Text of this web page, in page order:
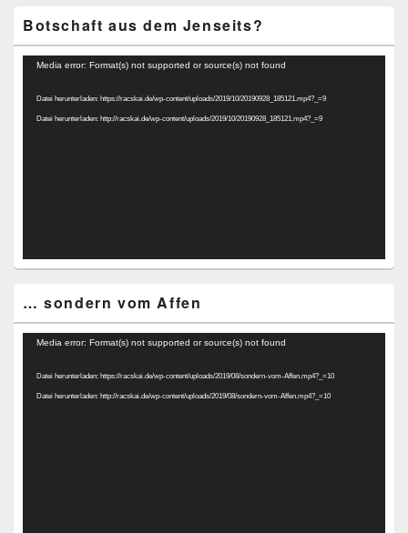
Botschaft aus dem Jenseits?
Video-
Media error: Format(s) not supported or source(s) not found
Datei herunterladen: https://racskai.de/wp-content/uploads/2019/10/20190928_185121.mp4?_=9
Datei herunterladen: http://racskai.de/wp-content/uploads/2019/10/20190928_185121.mp4?_=9
… sondern vom Affen
Video-
Media error: Format(s) not supported or source(s) not found
Datei herunterladen: https://racskai.de/wp-content/uploads/2019/08/sondern-vom-Affen.mp4?_=10
Datei herunterladen: http://racskai.de/wp-content/uploads/2019/08/sondern-vom-Affen.mp4?_=10